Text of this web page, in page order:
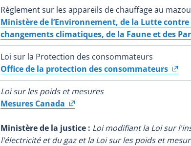
Règlement sur les appareils de chauffage au
Ministère de l’Environnement, de la Lutte contre
changements climatiques, de la Faune et des
Loi sur la Protection des consommateurs
Office de la protection des consommateurs
Loi sur les poids et mesures
Mesures Canada
Ministère de la justice : Loi modifiant la Loi sur
l'électricité et du gaz et la Loi sur les poids et